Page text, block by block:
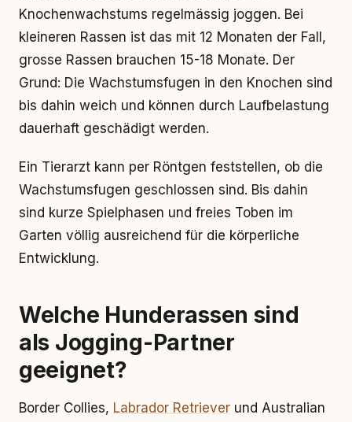
Knochenwachstums regelmässig joggen. Bei
kleineren Rassen ist das mit 12 Monaten der Fall,
grosse Rassen brauchen 15-18 Monate. Der
Grund: Die Wachstumsfugen in den Knochen sind
bis dahin weich und können durch Laufbelastung
dauerhaft geschädigt werden.
Ein Tierarzt kann per Röntgen feststellen, ob die
Wachstumsfugen geschlossen sind. Bis dahin
sind kurze Spielphasen und freies Toben im
Garten völlig ausreichend für die körperliche
Entwicklung.
Welche Hunderassen sind
als Jogging-Partner
geeignet?
Border Collies, Labrador Retriever und Australian